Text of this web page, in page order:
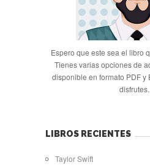
Espero que este sea el libro
Tienes varias opciones de
disponible en formato PDF y
LIBROS RECIENTES
Taylor Swift